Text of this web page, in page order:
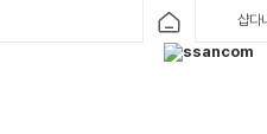
샵다